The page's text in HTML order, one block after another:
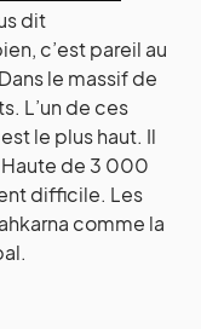
dit
c’est pareil au
le massif de
L’un de ces
le plus haut. Il
Haute de 3 000
difficile. Les
comme la